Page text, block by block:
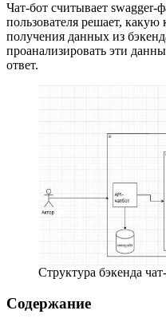
Чат-бот считывает swagger-
пользователя решает,
получения данных из
проанализировать эти
ответ.
Структура бэкенда
Содержание